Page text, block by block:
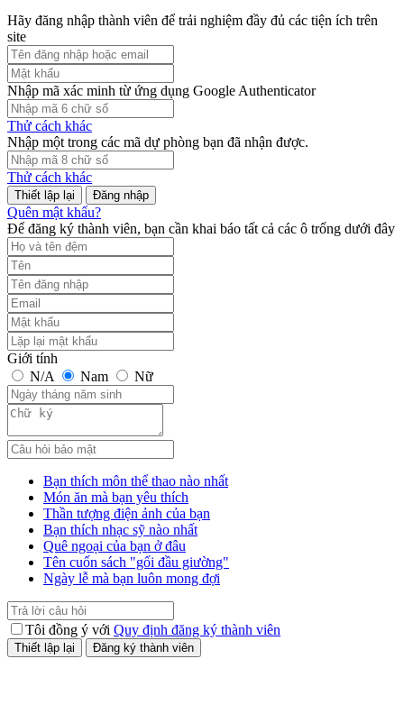
Hãy đăng nhập thành viên để trải nghiệm đầy đủ các tiện ích trên
site
Nhập mã xác minh từ ứng dụng Google Authenticator
Thử cách khác
Nhập một trong các mã dự phòng bạn đã nhận được.
Thử cách khác
Đăng nhập
Quên mật khẩu?
Để đăng ký thành viên, bạn cần khai báo tất cả các ô trống dưới đây
Giới tính
N/A
Nam Nữ
Bạn thích môn thể thao nào nhất
Món ăn mà bạn yêu thích
Thần tượng điện ảnh của bạn
Bạn thích nhạc sỹ nào nhất
Quê ngoại của bạn ở đâu
Tên cuốn sách "gối đầu giường"
Ngày lễ mà bạn luôn mong đợi
Tôi đồng ý với Quy định đăng ký thành viên